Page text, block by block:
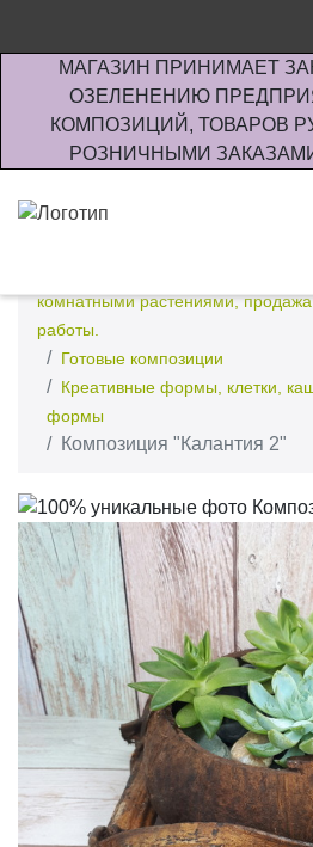
МАГАЗИН ПРИНИМАЕТ
ОЗЕЛЕНЕНИЮ
КОМПОЗИЦИЙ, ТОВАРОВ
РОЗНИЧНЫМИ
комнатными растениями,
работы.
Готовые композиции
Креативные формы, клетки,
формы
Композиция "Калантия 2"